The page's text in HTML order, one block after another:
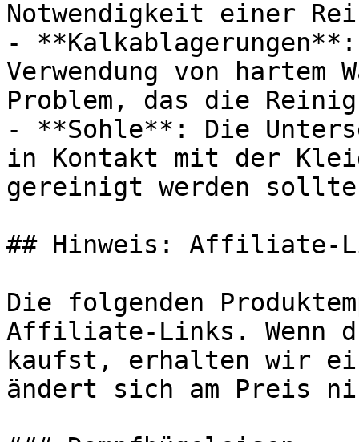
Notwendigkeit einer
-
Verwendung von
Problem, das die
- **Sohle**: Die
in Kontakt mit der
gereinigt werden
## Hinweis: Affiliate-
Die folgenden
Affiliate-Links. Wenn
kaufst, erhalten wir
ändert sich am Preis